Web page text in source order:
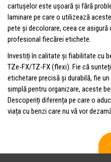
cartușelor este ușoară și fără
laminare pe care o utilizează
pete și decolorare, ceea ce
profesional fiecărei etichete.
Investiți în calitate și fiabilitate cu
TZe-FX/TZ-FX (flexi). Fie că
etichetare precisă și durabilă, fie
simplă pentru organizare, aceste
Descoperiți diferența pe care o
viața cu benzi care nu vă vor